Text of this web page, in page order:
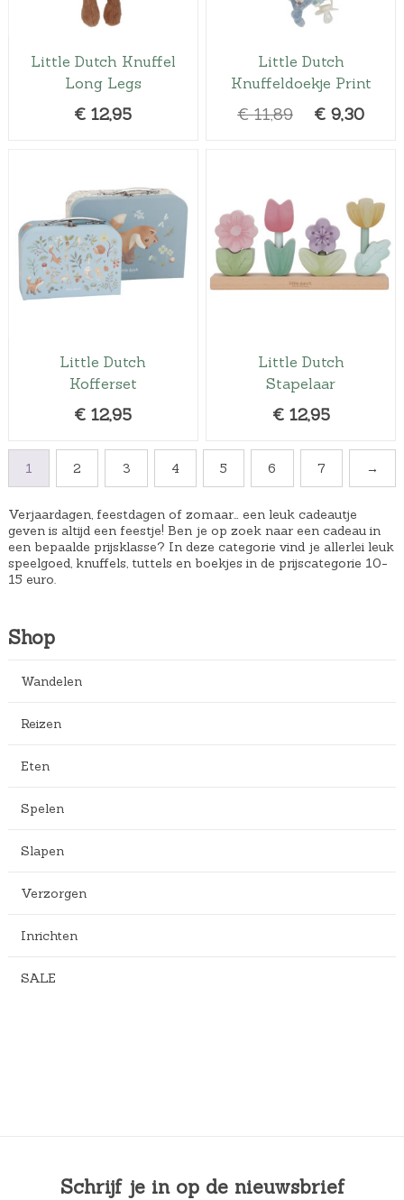
Little Dutch Knuffel
Long Legs
€ 12,95
Little Dutch
Knuffeldoekje Print
€ 11,89
O
r
o
n
i
j
k
r
i
j
s
€ 9,30
i
g
p
€
9
3
0
Little Dutch
Kofferset
€ 12,95
Little Dutch
Stapelaar
€ 12,95
1 2 3 4 5 6 7 →
Verjaardagen, feestdagen of zomaar… een leuk cadeautje
geven is altijd een feestje! Ben je op zoek naar een cadeau in
een bepaalde prijsklasse? In deze categorie vind je allerlei leuk
speelgoed, knuffels, tuttels en boekjes in de prijscategorie 10-
15 euro.
Shop
Wandelen
Reizen
Eten
Spelen
Slapen
Verzorgen
Inrichten
SALE
Schrijf je in op de nieuwsbrief